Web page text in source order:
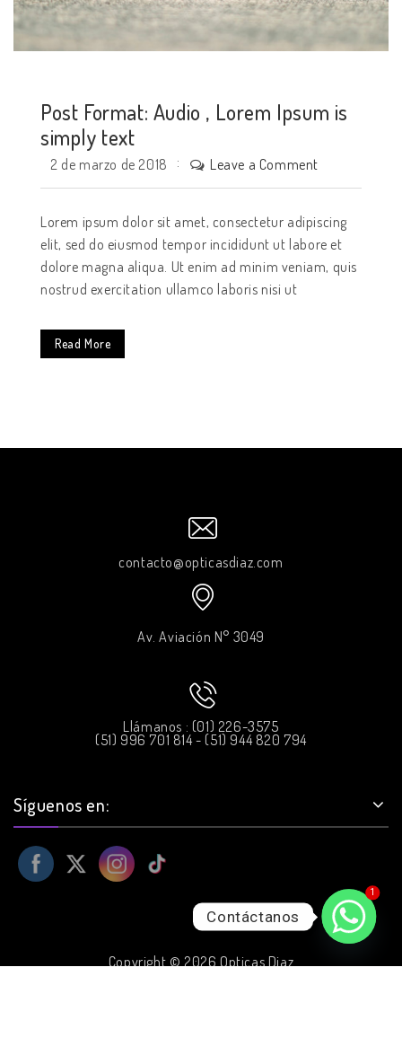
Post Format: Audio , Lorem Ipsum is
simply text
2 de marzo de 2018 Leave a Comment
Lorem ipsum dolor sit amet, consectetur adipiscing
elit, sed do eiusmod tempor incididunt ut labore et
dolore magna aliqua. Ut enim ad minim veniam, quis
nostrud exercitation ullamco laboris nisi ut
Read More
contacto@opticasdiaz.com
Av. Aviación N° 3049
Llámanos : (01) 226-3575
(51) 996 701 814 - (51) 944 820 794
Síguenos en:
Copyright © 2026 Opticas Diaz
1
Contáctanos